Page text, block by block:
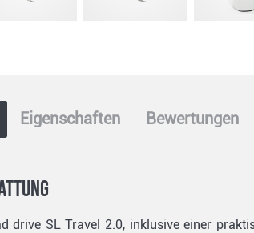
Eigenschaften Bewertungen
drive SL Travel 2.0, inklusive einer